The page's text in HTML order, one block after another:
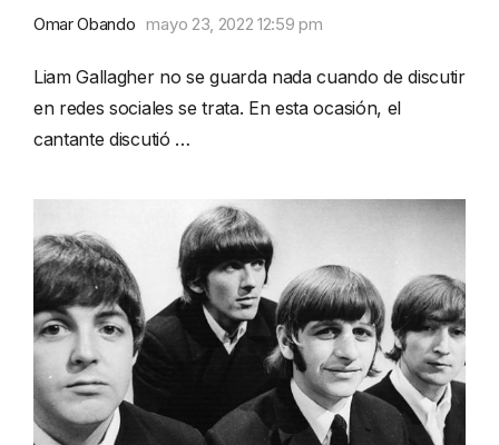
Omar Obando mayo 23, 2022 12:59 pm
Liam Gallagher no se guarda nada cuando de discutir
en redes sociales se trata. En esta ocasión, el
cantante discutió …